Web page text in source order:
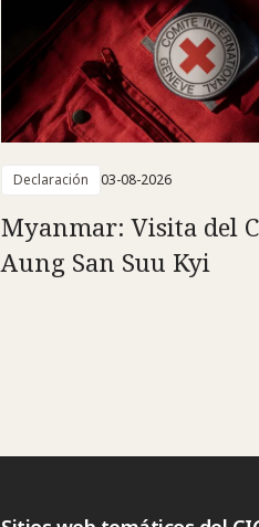
Declaración 03-08-2026
Myanmar: Visita del
Aung San Suu Kyi